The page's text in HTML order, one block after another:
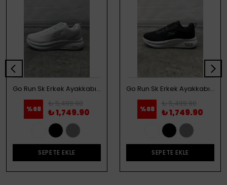
Go Run Sk Erkek Ayakkabı - Beyaz
%68
₺ 5,499.90
₺ 1,749.90
SEPETE EKLE
Go Run Sk Erkek Ayakkabı - Siyah
%68
₺ 5,499.90
₺ 1,749.90
SEPETE EKLE